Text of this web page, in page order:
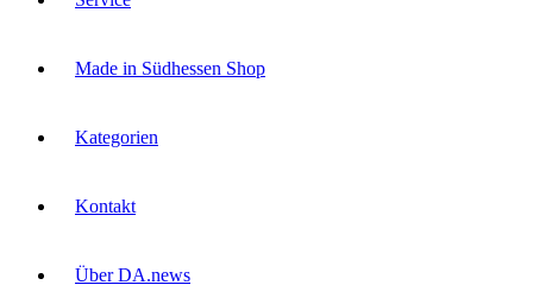
Made in Südhessen Shop
Kategorien
Kontakt
Über DA.news